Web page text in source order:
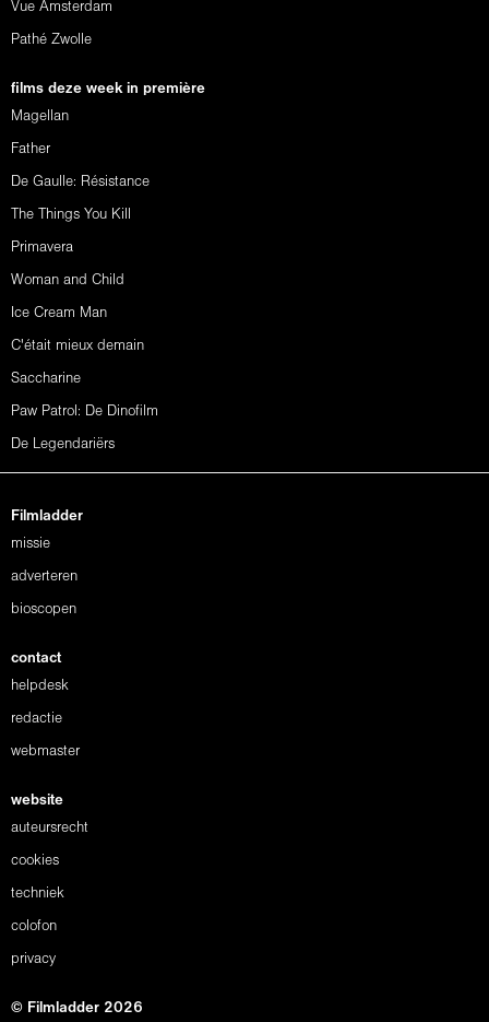
Vue Amsterdam
Pathé Zwolle
films deze week in première
Magellan
Father
De Gaulle: Résistance
The Things You Kill
Primavera
Woman and Child
Ice Cream Man
C'était mieux demain
Saccharine
Paw Patrol: De Dinofilm
De Legendariërs
Filmladder
missie
adverteren
bioscopen
contact
helpdesk
redactie
webmaster
website
auteursrecht
cookies
techniek
colofon
privacy
© Filmladder 2026